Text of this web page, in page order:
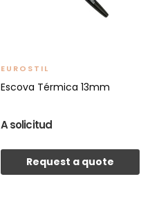
EUROSTIL
Escova Térmica 13mm
A solicitud
Request a quote